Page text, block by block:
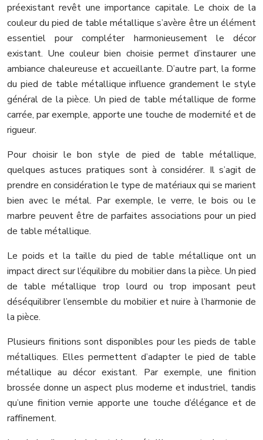
préexistant revêt une importance capitale. Le choix de la
couleur du pied de table métallique s’avère être un élément
essentiel pour compléter harmonieusement le décor
existant. Une couleur bien choisie permet d’instaurer une
ambiance chaleureuse et accueillante. D’autre part, la forme
du pied de table métallique influence grandement le style
général de la pièce. Un pied de table métallique de forme
carrée, par exemple, apporte une touche de modernité et de
rigueur.
Pour choisir le bon style de pied de table métallique,
quelques astuces pratiques sont à considérer. Il s’agit de
prendre en considération le type de matériaux qui se marient
bien avec le métal. Par exemple, le verre, le bois ou le
marbre peuvent être de parfaites associations pour un pied
de table métallique.
Le poids et la taille du pied de table métallique ont un
impact direct sur l’équilibre du mobilier dans la pièce. Un pied
de table métallique trop lourd ou trop imposant peut
déséquilibrer l’ensemble du mobilier et nuire à l’harmonie de
la pièce.
Plusieurs finitions sont disponibles pour les pieds de table
métalliques. Elles permettent d’adapter le pied de table
métallique au décor existant. Par exemple, une finition
brossée donne un aspect plus moderne et industriel, tandis
qu’une finition vernie apporte une touche d’élégance et de
raffinement.